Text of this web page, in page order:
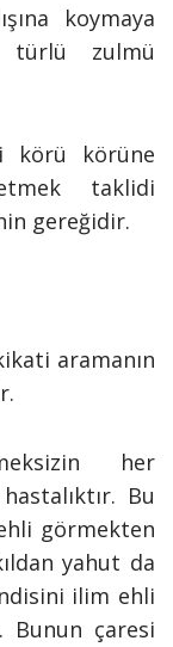
koymaya
zulmü
körü körüne
taklidi
gereğidir.
aramanın
her
Bu
görmekten
yahut da
ilim ehli
Bunun çaresi